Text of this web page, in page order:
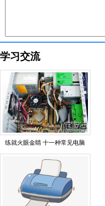
学习交流
练就火眼金睛 十一种常见电脑